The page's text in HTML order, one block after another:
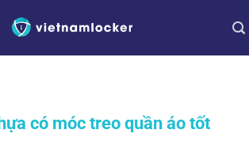
có móc treo quần áo tốt